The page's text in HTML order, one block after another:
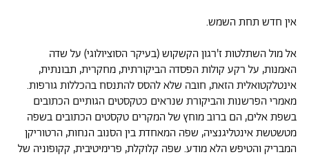
אין חדש תחת השמש.
אל מול השתלטות ז'רגון הקשקוש (בעיקר הסוציולוגי) על שדה
האמנות, על רקע קולות הפסדה הביקורתית, מחקרית, תבונתית,
אינטלקטואלית הזאת, חובה שלא להסס להתנסח בהכללות גורפות.
מאמרי הפרשנות והביקורת שנראים כטקסטים הגותיים הכתובים
בשפת אלים, הם ברוב מוחץ של המקרים טקסטים הכתובים בשפה
מטשטשת אינטליגנציה, שפה המאחדת בין הסנוב הנחות, הרטוריקן
המבריק והטיפש הלא מודע. שפה קלוקלת, פרימיטיבית, קקופוניה של